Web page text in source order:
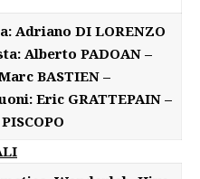
Adriano DI LORENZO
Alberto PADOAN –
BASTIEN –
Eric GRATTEPAIN –